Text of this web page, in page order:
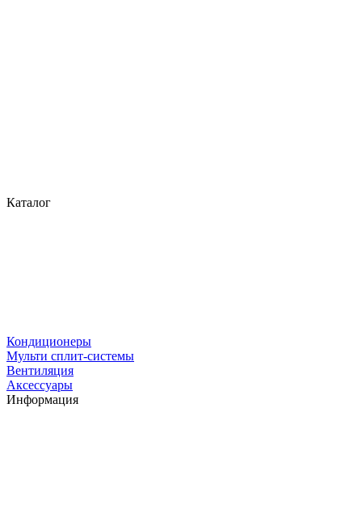
Каталог
Кондиционеры
Мульти сплит-системы
Вентиляция
Аксессуары
Информация